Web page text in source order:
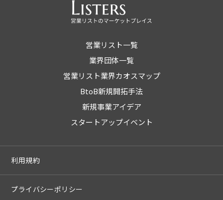
営業リスト一覧
業界団体一覧
営業リスト業界カオスマップ
BtoB新規開拓手法
新規事業アイデア
スタートアップイベント
利用規約
プライバシーポリシー